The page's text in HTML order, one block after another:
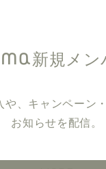
新規メン
や、キャンペーン
お知らせを配信。